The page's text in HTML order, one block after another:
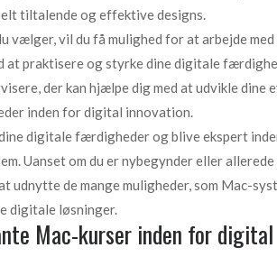
tiltalende og effektive designs.
vælger, vil du få mulighed for at arbejde
at praktisere og styrke dine digitale
der kan hjælpe dig med at udvikle dine
inden for digital innovation.
digitale færdigheder og blive ekspert
Uanset om du er nybegynder eller
udnytte de mange muligheder, som Mac-
digitale løsninger.
Mac-kurser inden for